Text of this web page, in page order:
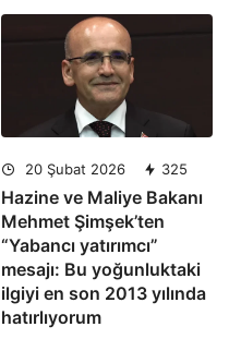
20 Şubat 2026 325
Hazine ve Maliye Bakanı
Mehmet Şimşek’ten
“Yabancı yatırımcı”
mesajı: Bu yoğunluktaki
ilgiyi en son 2013 yılında
hatırlıyorum